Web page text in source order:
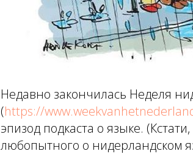
Недавно закончилась Неделя
(https://
эпизод подкаста о языке.
любопытного о нидерландском